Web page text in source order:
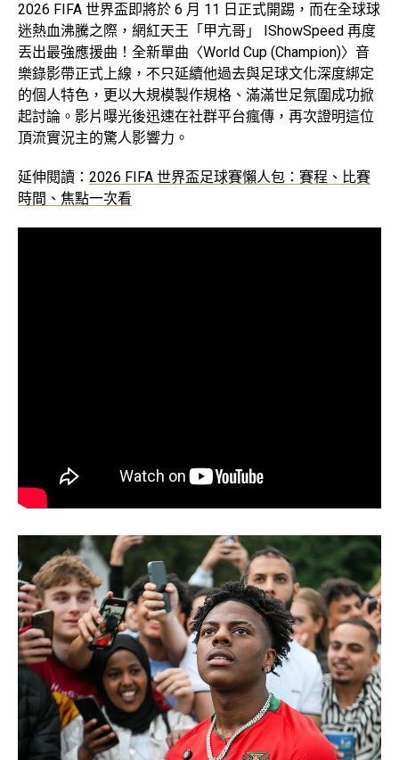
2026 FIFA 世界盃即將於 6 月 11 日正式開踢，而在全球球
迷熱血沸騰之際，網紅天王「甲亢哥」 IShowSpeed 再度
丟出最強應援曲！全新單曲〈World Cup (Champion)〉音
樂錄影帶正式上線，不只延續他過去與足球文化深度綁定
的個人特色，更以大規模製作規格、滿滿世足氛圍成功掀
起討論。影片曝光後迅速在社群平台瘋傳，再次證明這位
頂流實況主的驚人影響力。
延伸閱讀： 2026 FIFA 世界盃足球賽懶人包：賽程、比賽
時間、焦點一次看